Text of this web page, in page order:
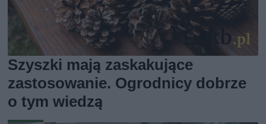
Szyszki mają zaskakujące
zastosowanie. Ogrodnicy dobrze
o tym wiedzą